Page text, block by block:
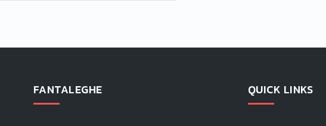
FANTALEGHE QUICK LINKS